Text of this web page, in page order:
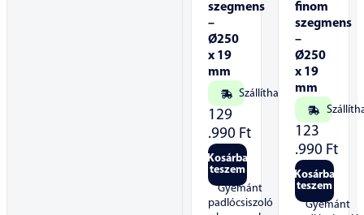
szegmens
–
Ø250
x 19
mm
Szállítható
129
.990 Ft
Kosárba
teszem
Gyémánt
padlócsiszoló
finom
szegmens
–
Ø250
x 19
mm
123
.990 Ft
Kosárba
teszem
Gyémánt